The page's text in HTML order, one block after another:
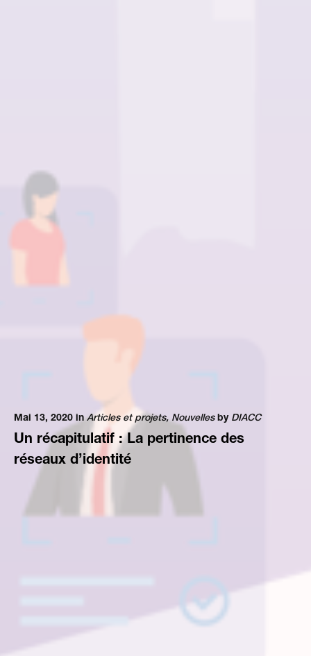
Mai 13, 2020 inArticles et projets, Nouvellesby DIACC
Un récapitulatif : La pertinence des
réseaux d’identité